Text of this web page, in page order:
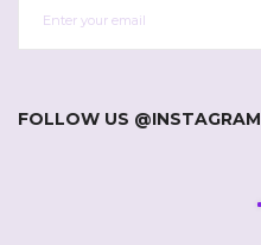
FOLLOW US @INSTAGRAM